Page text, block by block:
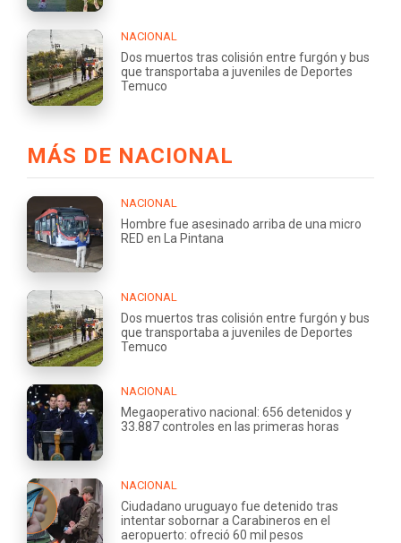
NACIONAL
Dos muertos tras colisión entre furgón y bus
que transportaba a juveniles de Deportes
Temuco
MÁS DE NACIONAL
NACIONAL
Hombre fue asesinado arriba de una micro
RED en La Pintana
NACIONAL
Dos muertos tras colisión entre furgón y bus
que transportaba a juveniles de Deportes
Temuco
NACIONAL
Megaoperativo nacional: 656 detenidos y
33.887 controles en las primeras horas
NACIONAL
Ciudadano uruguayo fue detenido tras
intentar sobornar a Carabineros en el
aeropuerto: ofreció 60 mil pesos